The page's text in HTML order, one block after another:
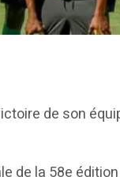
de son
de la 58e